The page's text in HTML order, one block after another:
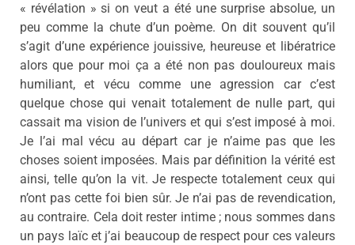
« révélation » si on veut a été une surprise absolue, un
peu comme la chute d’un poème. On dit souvent qu’il
s’agit d’une expérience jouissive, heureuse et libératrice
alors que pour moi ça a été non pas douloureux mais
humiliant, et vécu comme une agression car c’est
quelque chose qui venait totalement de nulle part, qui
cassait ma vision de l’univers et qui s’est imposé à moi.
Je l’ai mal vécu au départ car je n’aime pas que les
choses soient imposées. Mais par définition la vérité est
ainsi, telle qu’on la vit. Je respecte totalement ceux qui
n’ont pas cette foi bien sûr. Je n’ai pas de revendication,
au contraire. Cela doit rester intime ; nous sommes dans
un pays laïc et j’ai beaucoup de respect pour ces valeurs